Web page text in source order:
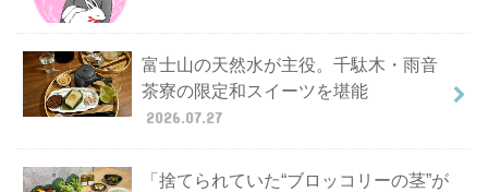
富士山の天然水が主役。千駄木・雨音
茶寮の限定和スイーツを堪能
2026.07.27
「捨てられていた“ブロッコリーの茎”が